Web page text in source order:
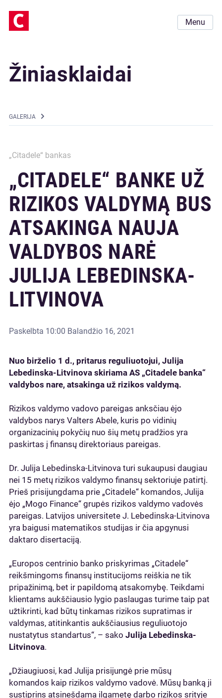
Menu
Žiniasklaidai
GALERIJA
„Citadele“ bankas
„CITADELE“ BANKE UŽ
RIZIKOS VALDYMĄ BUS
ATSAKINGA NAUJA
VALDYBOS NARĖ
JULIJA LEBEDINSKA-
LITVINOVA
Paskelbta 10:00 Balandžio 16, 2021
Nuo birželio 1 d., pritarus reguliuotojui, Julija
Lebedinska-Litvinova skiriama AS „Citadele banka“
valdybos nare, atsakinga už rizikos valdymą.
Rizikos valdymo vadovo pareigas anksčiau ėjo
valdybos narys Valters Abele, kuris po vidinių
organizacinių pokyčių nuo šių metų pradžios yra
paskirtas į finansų direktoriaus pareigas.
Dr. Julija Lebedinska-Litvinova turi sukaupusi daugiau
nei 15 metų rizikos valdymo finansų sektoriuje patirtį.
Prieš prisijungdama prie „Citadele“ komandos, Julija
ėjo „Mogo Finance“ grupės rizikos valdymo vadovės
pareigas. Latvijos universitete J. Lebedinska-Litvinova
yra baigusi matematikos studijas ir čia apgynusi
daktaro disertaciją.
„Europos centrinio banko priskyrimas „Citadele“
reikšmingoms finansų institucijoms reiškia ne tik
pripažinimą, bet ir papildomą atsakomybę. Teikdami
klientams aukščiausio lygio paslaugas turime taip pat
užtikrinti, kad būtų tinkamas rizikos supratimas ir
valdymas, atitinkantis aukščiausius reguliuotojo
nustatytus standartus“, – sako Julija Lebedinska-
Litvinova.
„Džiaugiuosi, kad Julija prisijungė prie mūsų
komandos kaip rizikos valdymo vadovė. Mūsų banką ji
sustiprins atsinešdama ilgametę darbo rizikos srityje